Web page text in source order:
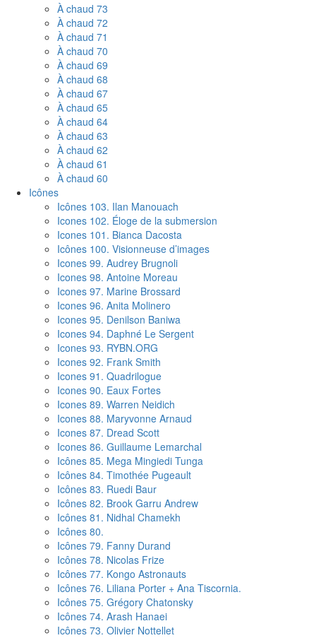
À chaud 73
À chaud 72
À chaud 71
À chaud 70
À chaud 69
À chaud 68
À chaud 67
À chaud 65
À chaud 64
À chaud 63
À chaud 62
À chaud 61
À chaud 60
Icônes
Icônes 103. Ilan Manouach
Icones 102. Éloge de la submersion
Icones 101. Bianca Dacosta
Icônes 100. Visionneuse d’images
Icones 99. Audrey Brugnoli
Icones 98. Antoine Moreau
Icones 97. Marine Brossard
Icones 96. Anita Molinero
Icones 95. Denilson Baniwa
Icones 94. Daphné Le Sergent
Icones 93. RYBN.ORG
Icones 92. Frank Smith
Icones 91. Quadrilogue
Icones 90. Eaux Fortes
Icones 89. Warren Neidich
Icones 88. Maryvonne Arnaud
Icones 87. Dread Scott
Icones 86. Guillaume Lemarchal
Icônes 85. Mega Mingiedi Tunga
Icônes 84. Timothée Pugeault
Icônes 83. Ruedi Baur
Icônes 82. Brook Garru Andrew
Icônes 81. Nidhal Chamekh
Icônes 80.
Icônes 79. Fanny Durand
Icônes 78. Nicolas Frize
Icônes 77. Kongo Astronauts
Icônes 76. Liliana Porter + Ana Tiscornia.
Icônes 75. Grégory Chatonsky
Icônes 74. Arash Hanaei
Icônes 73. Olivier Nottellet